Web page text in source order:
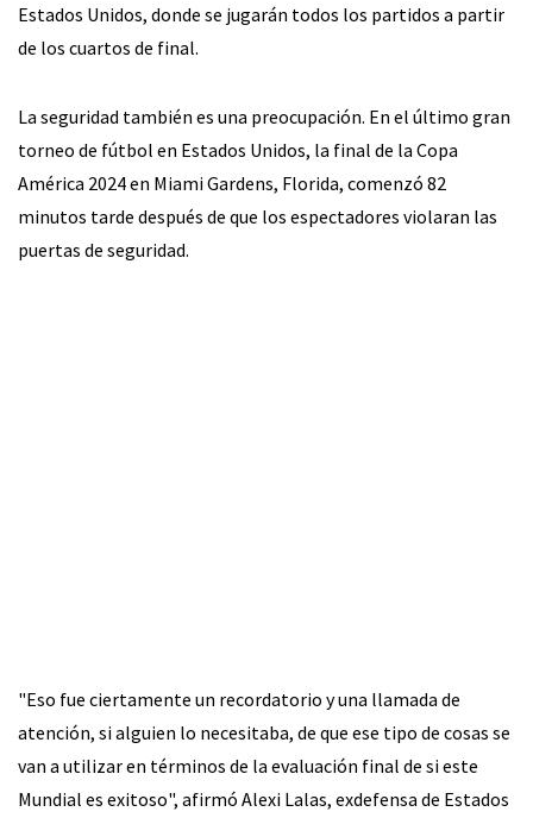
Estados Unidos, donde se jugarán todos los partidos a partir
de los cuartos de final.
La seguridad también es una preocupación. En el último gran
torneo de fútbol en Estados Unidos, la final de la Copa
América 2024 en Miami Gardens, Florida, comenzó 82
minutos tarde después de que los espectadores violaran las
puertas de seguridad.
"Eso fue ciertamente un recordatorio y una llamada de
atención, si alguien lo necesitaba, de que ese tipo de cosas se
van a utilizar en términos de la evaluación final de si este
Mundial es exitoso", afirmó Alexi Lalas, exdefensa de Estados